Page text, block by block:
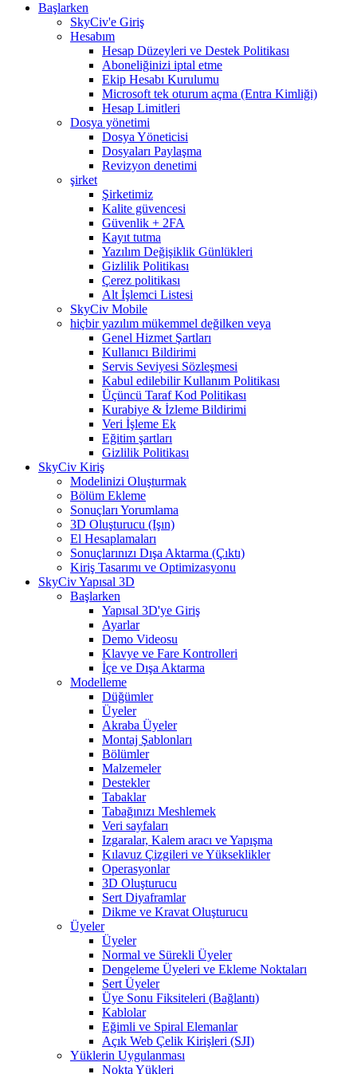
Başlarken
SkyCiv'e Giriş
Hesabım
Hesap Düzeyleri ve Destek Politikası
Aboneliğinizi iptal etme
Ekip Hesabı Kurulumu
Microsoft tek oturum açma (Entra Kimliği)
Hesap Limitleri
Dosya yönetimi
Dosya Yöneticisi
Dosyaları Paylaşma
Revizyon denetimi
şirket
Şirketimiz
Kalite güvencesi
Güvenlik + 2FA
Kayıt tutma
Yazılım Değişiklik Günlükleri
Gizlilik Politikası
Çerez politikası
Alt İşlemci Listesi
SkyCiv Mobile
hiçbir yazılım mükemmel değilken veya
Genel Hizmet Şartları
Kullanıcı Bildirimi
Servis Seviyesi Sözleşmesi
Kabul edilebilir Kullanım Politikası
Üçüncü Taraf Kod Politikası
Kurabiye & İzleme Bildirimi
Veri İşleme Ek
Eğitim şartları
Gizlilik Politikası
SkyCiv Kiriş
Modelinizi Oluşturmak
Bölüm Ekleme
Sonuçları Yorumlama
3D Oluşturucu (Işın)
El Hesaplamaları
Sonuçlarınızı Dışa Aktarma (Çıktı)
Kiriş Tasarımı ve Optimizasyonu
SkyCiv Yapısal 3D
Başlarken
Yapısal 3D'ye Giriş
Ayarlar
Demo Videosu
Klavye ve Fare Kontrolleri
İçe ve Dışa Aktarma
Modelleme
Düğümler
Üyeler
Akraba Üyeler
Montaj Şablonları
Bölümler
Malzemeler
Destekler
Tabaklar
Tabağınızı Meshlemek
Veri sayfaları
Izgaralar, Kalem aracı ve Yapışma
Kılavuz Çizgileri ve Yükseklikler
Operasyonlar
3D Oluşturucu
Sert Diyaframlar
Dikme ve Kravat Oluşturucu
Üyeler
Üyeler
Normal ve Sürekli Üyeler
Dengeleme Üyeleri ve Ekleme Noktaları
Sert Üyeler
Üye Sonu Fiksiteleri (Bağlantı)
Kablolar
Eğimli ve Spiral Elemanlar
Açık Web Çelik Kirişleri (SJI)
Yüklerin Uygulanması
Nokta Yükleri